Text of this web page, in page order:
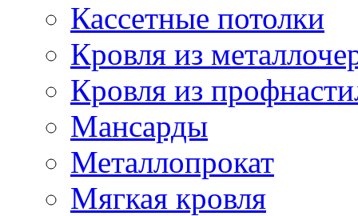
Кассетные потолки
Кровля из
Кровля из
Мансарды
Металлопрокат
Мягкая кровля